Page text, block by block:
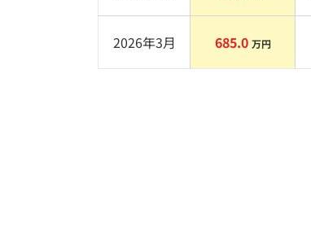
2026年3月 685.0 万円